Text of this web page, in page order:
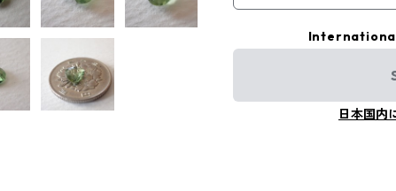
日本国内